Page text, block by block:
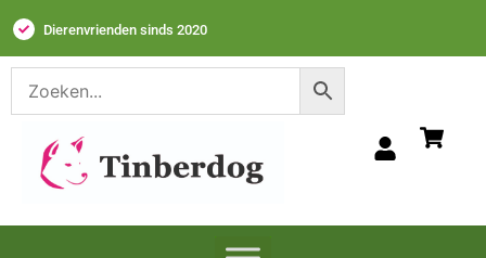
Dierenvrienden sinds 2020